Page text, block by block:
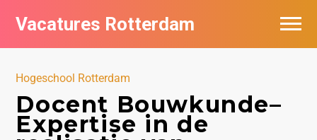
Vacatures Rotterdam
Hogeschool Rotterdam
Docent Bouwkunde–
Expertise in de
Vacatures per bedrijf
De populairste vacatures in Rotterdam
Nieuwsbrief feed